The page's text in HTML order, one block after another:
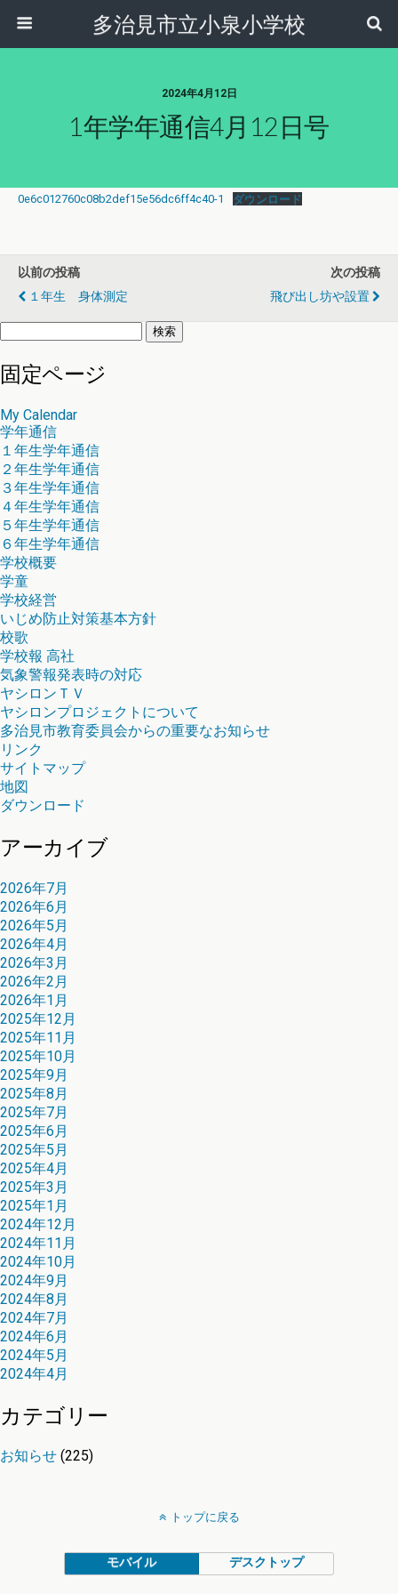
多治見市立小泉小学校
2024年4月12日
1年学年通信4月12日号
0e6c012760c08b2def15e56dc6ff4c40-1 ダウンロード
以前の投稿
１年生 身体測定
次の投稿
飛び出し坊や設置
検
固定ページ
My Calendar
学年通信
１年生学年通信
２年生学年通信
３年生学年通信
４年生学年通信
５年生学年通信
６年生学年通信
学校概要
学童
学校経営
いじめ防止対策基本方針
校歌
学校報 高社
気象警報発表時の対応
ヤシロンＴＶ
ヤシロンプロジェクトについて
多治見市教育委員会からの重要なお知らせ
リンク
サイトマップ
地図
ダウンロード
アーカイブ
2026年7月
2026年6月
2026年5月
2026年4月
2026年3月
2026年2月
2026年1月
2025年12月
2025年11月
2025年10月
2025年9月
2025年8月
2025年7月
2025年6月
2025年5月
2025年4月
2025年3月
2025年1月
2024年12月
2024年11月
2024年10月
2024年9月
2024年8月
2024年7月
2024年6月
2024年5月
2024年4月
カテゴリー
お知らせ (225)
トップに戻る
モバイル デスクトップ